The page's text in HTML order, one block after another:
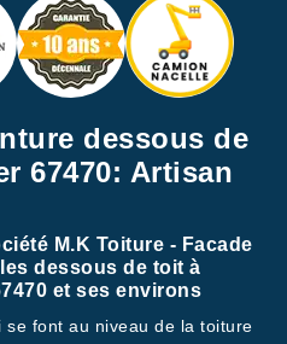
dessous de
67470: Artisan
M.K Toiture - Facade
dessous de toit à
et ses environs
se font au niveau de la toiture